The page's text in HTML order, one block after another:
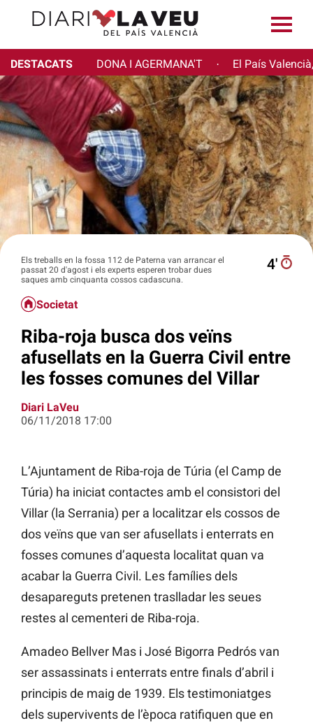
DESTACATS DONA I AGERMANA'T · El País
Els treballs en la fossa 112 de Paterna van arrancar el
passat 20 d'agost i els experts esperen trobar dues
saques amb cinquanta cossos cadascuna.
4′
Societat
Riba-roja busca dos veïns
afusellats en la Guerra Civil entre
les fosses comunes del Villar
Diari LaVeu
06/11/2018 17:00
L’Ajuntament de Riba-roja de Túria (el Camp de
Túria) ha iniciat contactes amb el consistori del
Villar (la Serrania) per a localitzar els cossos de
dos veïns que van ser afusellats i enterrats en
fosses comunes d’aquesta localitat quan va
acabar la Guerra Civil. Les famílies dels
desapareguts pretenen traslladar les seues
restes al cementeri de Riba-roja.
Amadeo Bellver Mas i José Bigorra Pedrós van
ser assassinats i enterrats entre finals d’abril i
principis de maig de 1939. Els testimoniatges
dels supervivents de l’època ratifiquen que en